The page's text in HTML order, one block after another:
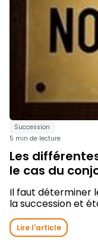
Succession
5 min de lecture
Les
le cas du
Il faut déterminer
la succession et
Lire l'article